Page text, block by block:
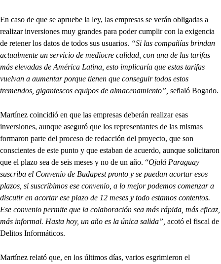
En caso de que se apruebe la ley, las empresas se verán obligadas a
realizar inversiones muy grandes para poder cumplir con la exigencia
de retener los datos de todos sus usuarios. “Si las compañías brindan
actualmente un servicio de mediocre calidad, con una de las tarifas
más elevadas de América Latina, esto implicaría que estas tarifas
vuelvan a aumentar porque tienen que conseguir todos estos
tremendos, gigantescos equipos de almacenamiento”, señaló Bogado.
Martínez coincidió en que las empresas deberán realizar esas
inversiones, aunque aseguró que los representantes de las mismas
formaron parte del proceso de redacción del proyecto, que son
conscientes de este punto y que estaban de acuerdo, aunque solicitaron
que el plazo sea de seis meses y no de un año. “Ojalá Paraguay
suscriba el Convenio de Budapest pronto y se puedan acortar esos
plazos, si suscribimos ese convenio, a lo mejor podemos comenzar a
discutir en acortar ese plazo de 12 meses y todo estamos contentos.
Ese convenio permite que la colaboración sea más rápida, más eficaz,
más informal. Hasta hoy, un año es la única salida”, acotó el fiscal de
Delitos Informáticos.
Martínez relató que, en los últimos días, varios esgrimieron el